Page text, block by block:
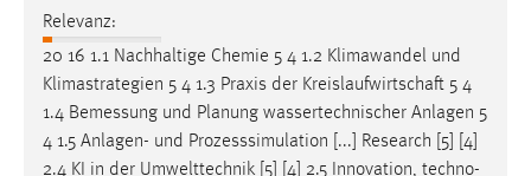
Relevanz:
20 16 1.1 Nachhaltige Chemie 5 4 1.2 Klimawandel und
Klimastrategien 5 4 1.3 Praxis der Kreislaufwirtschaft 5 4
1.4 Bemessung und Planung wassertechnischer Anlagen 5
4 1.5 Anlagen- und Prozesssimulation [...] Research [5] [4]
2.4 KI in der Umwelttechnik [5] [4] 2.5 Innovation, techno-